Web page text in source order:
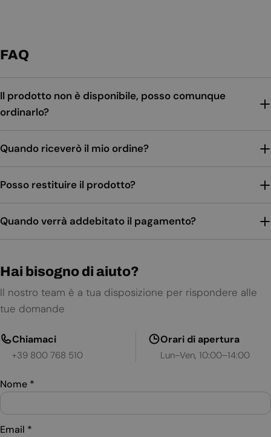
FAQ
Il prodotto non è disponibile, posso comunque
ordinarlo?
Quando riceverò il mio ordine?
Posso restituire il prodotto?
Quando verrà addebitato il pagamento?
Hai bisogno di aiuto?
Il nostro team è a tua disposizione per rispondere alle
tue domande
Chiamaci
+39 800 768 510
Orari di apertura
Lun–Ven, 10:00–14:00
Nome *
Email *